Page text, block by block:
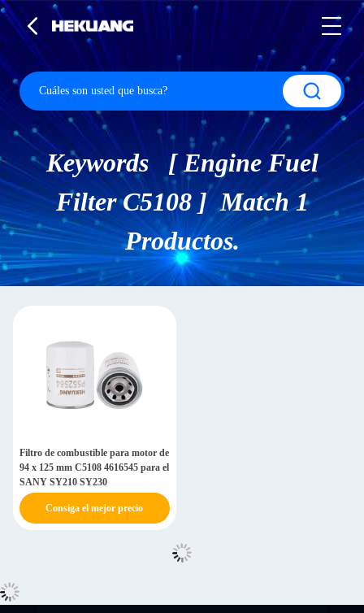
Keywords [ Engine Fuel
Filter C5108 ] Match 1
Productos.
Filtro de combustible para motor de
94 x 125 mm C5108 4616545 para el
SANY SY210 SY230
Consiga el mejor precio